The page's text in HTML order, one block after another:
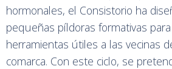
hormonales, el Consistorio ha
pequeñas píldoras formativas
herramientas útiles a las vecinas
comarca. Con este ciclo, se